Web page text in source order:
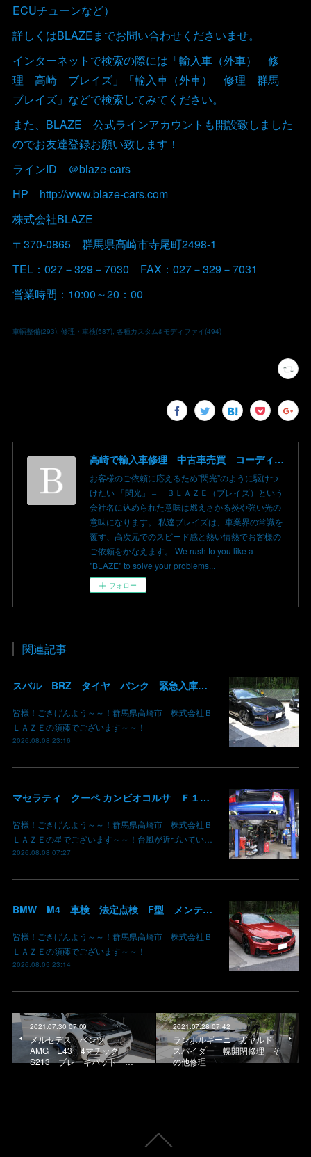
ECUチューンなど）
詳しくはBLAZEまでお問い合わせくださいませ。
インターネットで検索の際には「輸入車（外車） 修
理 高崎 ブレイズ」「輸入車（外車） 修理 群馬
ブレイズ」などで検索してみてください。
また、BLAZE 公式ラインアカウントも開設致しました
のでお友達登録お願い致します！
ラインID ＠blaze-cars
HP http://www.blaze-cars.com
株式会社BLAZE
〒370-0865 群馬県高崎市寺尾町2498-1
TEL：027－329－7030 FAX：027－329－7031
営業時間：10:00～20：00
車輌整備(293) 修理・車検(587) 各種カスタム&モディファイ (494)
高崎で輸入車修理 中古車売買 コーディングならBLAZE（ブレイズ）へ│BLAZE Total Car Support & Modify in Takasaki Gunma
お客様のご依頼に応えるため”閃光”のように駆けつ
けたい 「閃光」＝ ＢＬＡＺＥ（ブレイズ）という
会社名に込められた意味は燃えさかる炎や強い光の
意味になります。 私達ブレイズは、車業界の常識を
覆す、高次元でのスピード感と熱い情熱でお客様の
ご依頼をかなえます。 We rush to you like a
"BLAZE" to solve your problems...
フォロー
関連記事
スバル BRZ タイヤ パンク 緊急入庫 お盆前 タイヤ交換 組み替え 群馬 高崎
皆様！ごきげんよう～～！群馬県高崎市 株式会社Ｂ
ＬＡＺＥの須藤でございます～～！
2026.08.08 23:16
マセラティ クーペ カンビオコルサ Ｆ１クラッチ交換 群馬県高崎市 株式会社BLAZE
皆様！ごきげんよう～～！群馬県高崎市 株式会社Ｂ
ＬＡＺＥの星でございます～～！台風が近づいてい…
2026.08.08 07:27
BMW M4 車検 法定点検 F型 メンテナンス ロアアーム 交換 群馬 高崎
皆様！ごきげんよう～～！群馬県高崎市 株式会社Ｂ
ＬＡＺＥの須藤でございます～～！
2026.08.05 23:14
2021.07.30 07:09
メルセデス ベンツ
AMG E43 4マチック
S213 ブレーキパッド …
2021.07.28 07:42
ランボルギーニ ガヤルド
スパイダー 幌開閉修理 そ
の他修理